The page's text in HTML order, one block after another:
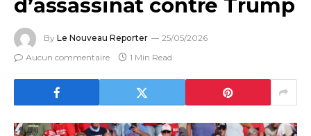
d’assassinat contre Trump
By Le Nouveau Reporter
25/05/2026
Aucun commentaire
1 Min Read